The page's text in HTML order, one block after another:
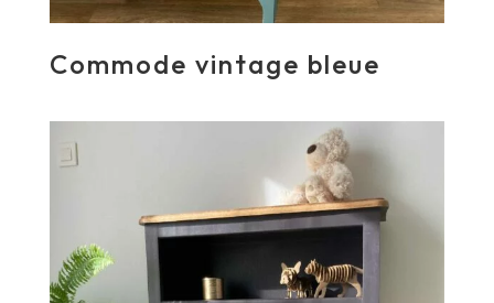
Commode vintage bleue